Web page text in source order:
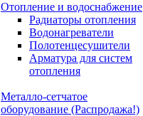
Отопление и водоснабжение
Радиаторы отопления
Водонагреватели
Полотенцесушители
Арматура для систем
отопления
Металло-сетчатое
оборудование (Распродажа!)